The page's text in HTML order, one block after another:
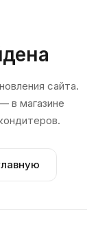
сайта.
в магазине